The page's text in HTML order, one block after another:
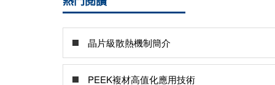
晶片級散熱機制簡介
PEEK複材高值化應用技術